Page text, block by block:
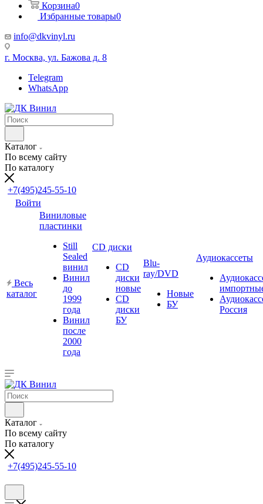
Корзина0
Избранные товары0
info@dkvinyl.ru
г. Москва, ул. Бажова д. 8
Telegram
WhatsApp
Каталог
По всему сайту
По каталогу
+7(495)245-55-10
Войти
Весь
каталог
Виниловые
пластинки
Still
Sealed
винил
Винил
до
1999
года
Винил
после
2000
года
CD диски
CD
диски
новые
CD
диски
БУ
Blu-
ray/DVD
Новые
БУ
Аудиокассеты
Россия
Каталог
По всему сайту
По каталогу
+7(495)245-55-10